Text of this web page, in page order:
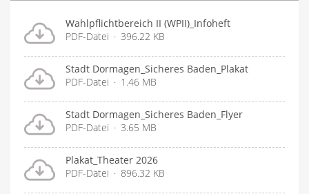
Wahlpflichtbereich II (WPII)_Infoheft
PDF-Datei
396.22 KB
Stadt Dormagen_Sicheres Baden_Plakat
PDF-Datei
1.46 MB
Stadt Dormagen_Sicheres Baden_Flyer
PDF-Datei
3.65 MB
Plakat_Theater 2026
PDF-Datei
896.32 KB